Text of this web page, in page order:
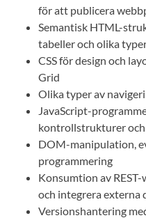
för att publicera
Semantisk HTML-
tabeller och olika
CSS för design och
Grid
Olika typer av
JavaScript-
kontrollstrukturer
DOM-manipulation,
programmering
Konsumtion av
och integrera externa
Versionshantering